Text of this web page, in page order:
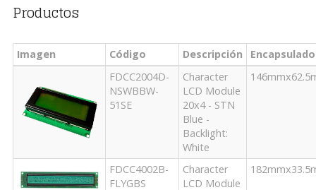
Productos
Imagen Código Descripción
Encapsulado
FDCC2004D-
NSWBBW-
51SE
Character
LCD Module
20x4 - STN
Blue -
Backlight:
White
FDCC4002B-
FLYGBS
Character
LCD Module